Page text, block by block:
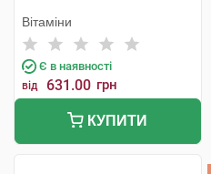
Вітаміни
Є в наявності
від 631.00 грн
КУПИТИ